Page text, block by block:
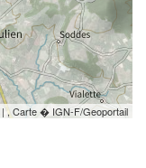
| , Carte � IGN-F/Geoportail